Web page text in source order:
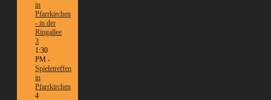
in
Pfarrkirchen
- in der
Ringallee
3
1:30
PM -
Spieletreffen
in
Pfarrkirchen
4